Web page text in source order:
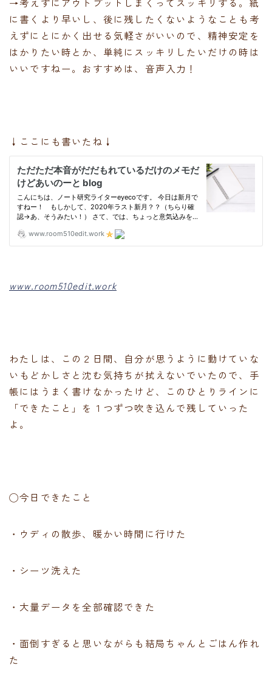
に書くより早いし、後に残したくないようなことも考
えずにとにかく出せる気軽さがいいので、精神安定を
はかりたい時とか、単純にスッキリしたいだけの時は
いいですねー。おすすめは、音声入力！
↓ここにも書いたね↓
www.room510edit.work
わたしは、この２日間、自分が思うように動けていな
いもどかしさと沈む気持ちが拭えないでいたので、手
帳にはうまく書けなかったけど、このひとりラインに
「できたこと」を１つずつ吹き込んで残していった
よ。
◯今日できたこと
・ウディの散歩、暖かい時間に行けた
・シーツ洗えた
・大量データを全部確認できた
・面倒すぎると思いながらも結局ちゃんとごはん作れ
た